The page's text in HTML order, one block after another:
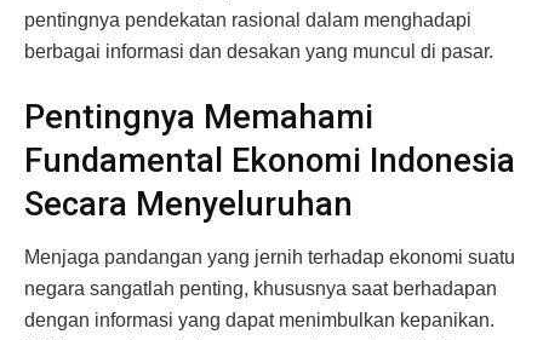
pentingnya pendekatan rasional dalam menghadapi
berbagai informasi dan desakan yang muncul di pasar.
Pentingnya Memahami
Fundamental Ekonomi Indonesia
Secara Menyeluruhan
Menjaga pandangan yang jernih terhadap ekonomi suatu
negara sangatlah penting, khususnya saat berhadapan
dengan informasi yang dapat menimbulkan kepanikan.